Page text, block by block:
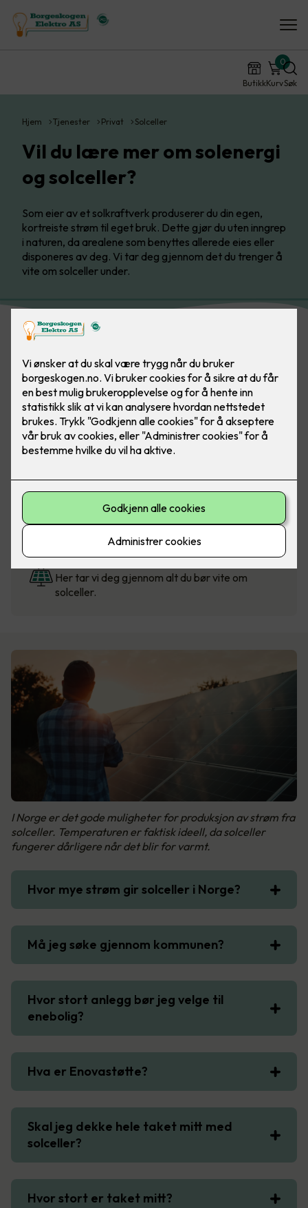
ButikkKurv
0
Søk
Hjem Tjenester Privat Solceller
Vil du lære mer om solenergi
og solceller?
Som eier av et solkraftverk produserer du din egen,
kortreiste strøm til eget bruk. Dette gjør du uten inngrep
i naturen, da arealene som benyttes allerede eies eller
disponeres av deg. Vi tar deg gjennom det du trenger å
vite om solceller under.
Solcellekalkulator
Beregn pris for solceller til bolig, fritidsbolig og
mindre næringsbygg.
Solcellestøtte fra Enova
Visste du at du kan få støtte når du velger
klimasmarte løsninger?
Hva er fordelene med solceller?
Her tar vi deg gjennom alt du bør vite om
solceller.
I Norge er det gode muligheter for produksjon av strøm fra
solceller. Temperaturen er faktisk ideell, da solceller
fungerer dårligere når det blir for varmt.
Hvor mye strøm gir solceller i Norge?
Må jeg søke gjennom kommunen?
Hvor stort anlegg bør jeg velge til
enebolig?
Hva er Enovastøtte?
Skal jeg dekke hele taket mitt med
solceller?
Hvor stort er taket mitt?